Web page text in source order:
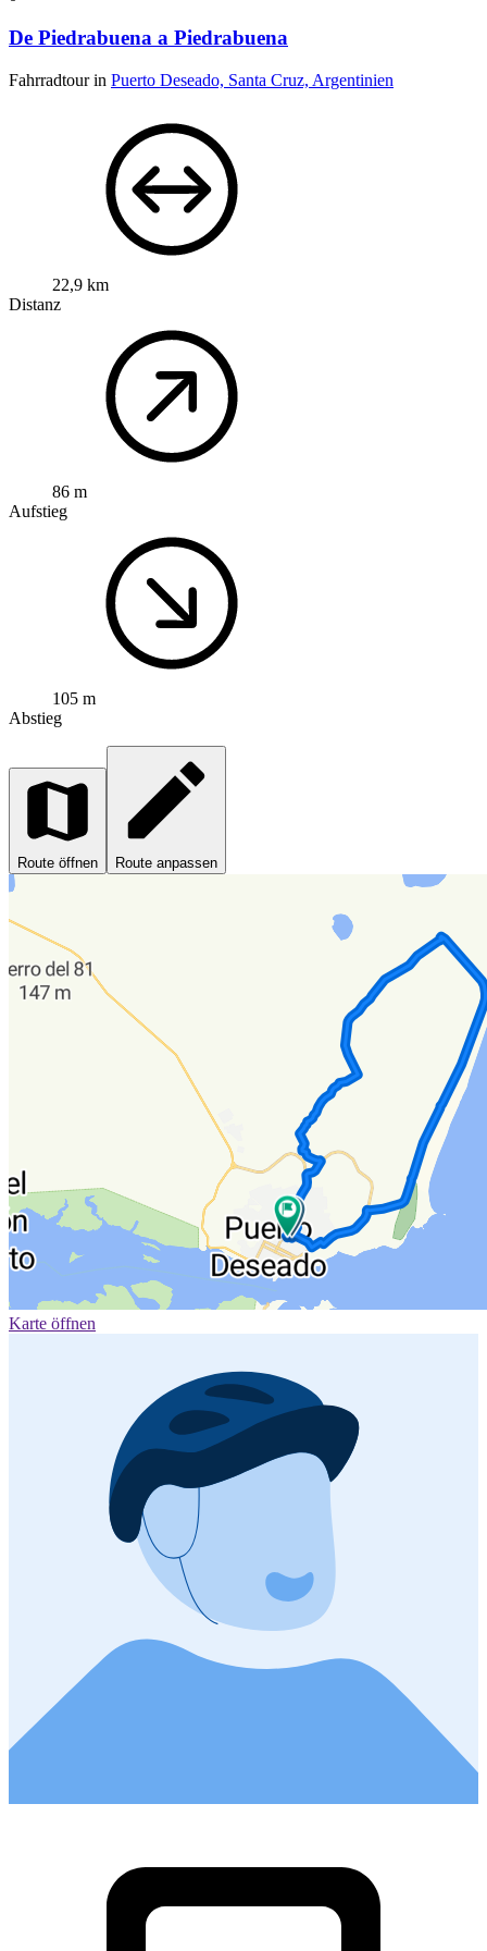
De Piedrabuena a Piedrabuena
Fahrradtour in Puerto Deseado, Santa Cruz, Argentinien
22,9 km
Distanz
86 m
Aufstieg
105 m
Abstieg
Route öffnen Route anpassen
Karte öffnen